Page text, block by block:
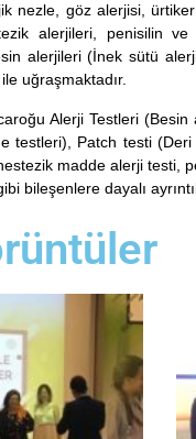
nezle, göz alerjisi,
alerjileri, penisilin ve
alerjileri (İnek sütü
uğraşmaktadır.
Alerji Testleri
testleri), Patch testi
madde alerji testi,
bileşenlere dayalı